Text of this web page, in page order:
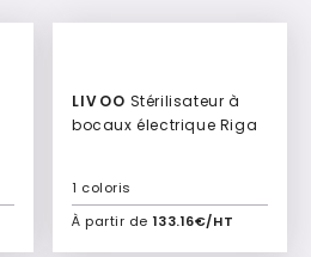
LIVOO
bocaux électrique Riga
À partir de 133.16€/HT
1 coloris